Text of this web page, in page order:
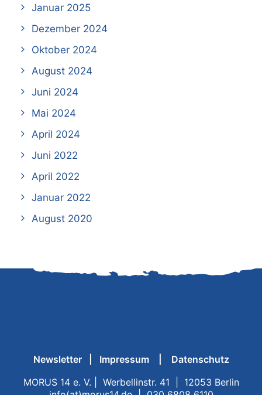
Januar 2025
Dezember 2024
Oktober 2024
August 2024
Juni 2024
Mai 2024
April 2024
Juni 2022
April 2022
Januar 2022
August 2020
Newsletter| Impressum
Datenschutz
MORUS 14 e. V. | Werbellinstr. 41 | 12053 Berlin